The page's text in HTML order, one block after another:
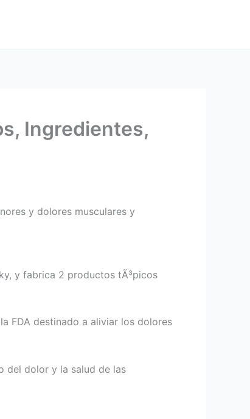
Ingredientes,
y dolores musculares y
y fabrica 2 productos tÃ³picos
FDA destinado a aliviar los dolores
del dolor y la salud de las